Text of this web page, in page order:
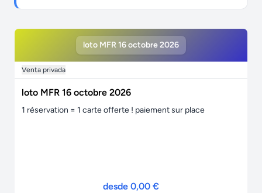
loto MFR 16 octobre 2026
Venta privada
loto MFR 16 octobre 2026
1 réservation = 1 carte offerte ! paiement sur place
desde 0,00 €